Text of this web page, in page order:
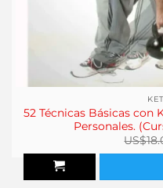
52 Técnicas Básicas con
Personales.
US$